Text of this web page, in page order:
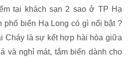
tại khách sạn 2 sao ở TP Hạ
phố biển Hạ Long có gì nổi bật ?
Cháy là sự kết hợp hài hòa giữa
và nghỉ mát, tắm biển dành cho